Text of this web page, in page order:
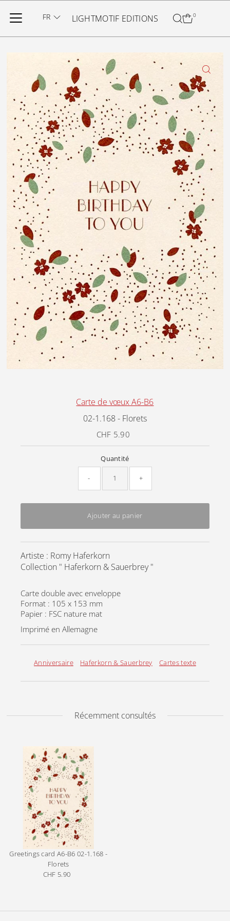
Ignorer et passer au contenu
LIGHTMOTIF EDITIONS 0
Carte de vœux A6-B6
02-1.168 - Florets
Prix
ordinaire
CHF 5.90
Quantité
- +
Ajouter au panier
Artiste : Romy Haferkorn
Collection " Haferkorn & Sauerbrey "
Carte double avec enveloppe
Format : 105 x 153 mm
Papier : FSC nature mat
Imprimé en Allemagne
Anniversaire Haferkorn & Sauerbrey Cartes texte
Récemment consultés
Greetings card A6-B6 02-1.168 -
Florets
Prix
CHF 5.90
FR